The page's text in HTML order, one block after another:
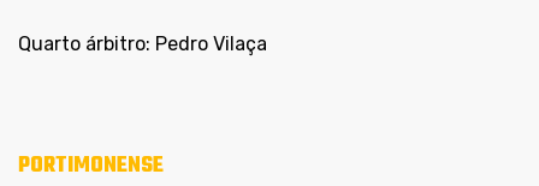
Quarto árbitro: Pedro Vilaça
PORTIMONENSE